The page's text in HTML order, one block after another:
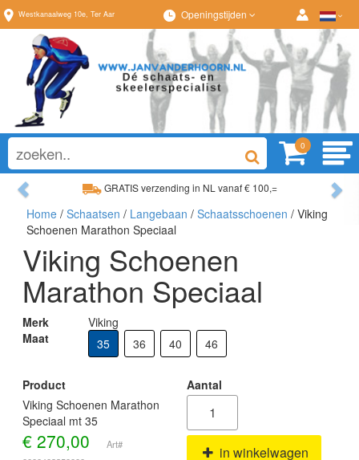
Westkanaalweg 10e, Ter Aar Openingstijden
0
GRATIS verzending in NL vanaf € 100,=
Ruim assortiment, altijd wat naar wens!
Previous
Home / Schaatsen / Langebaan / Schaatsschoenen / Viking
Schoenen Marathon Speciaal
Viking Schoenen
Marathon Speciaal
Merk
Viking
Maat
35 36 40 46
Product
Aantal
Viking Schoenen Marathon
Speciaal mt 35
€ 270,00
Art#
in winkelwagen